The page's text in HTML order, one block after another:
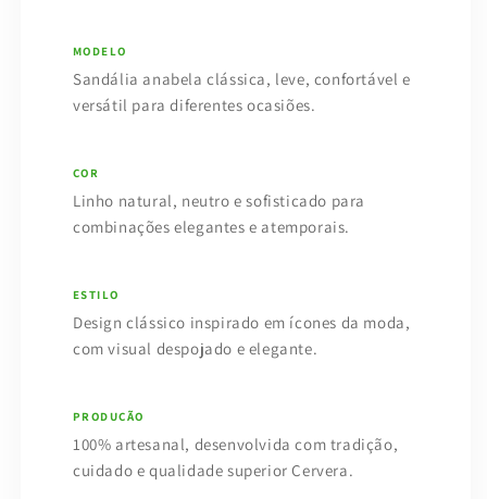
MODELO
Sandália anabela clássica, leve, confortável e
versátil para diferentes ocasiões.
COR
Linho natural, neutro e sofisticado para
combinações elegantes e atemporais.
ESTILO
Design clássico inspirado em ícones da moda,
com visual despojado e elegante.
PRODUÇÃO
100% artesanal, desenvolvida com tradição,
cuidado e qualidade superior Cervera.